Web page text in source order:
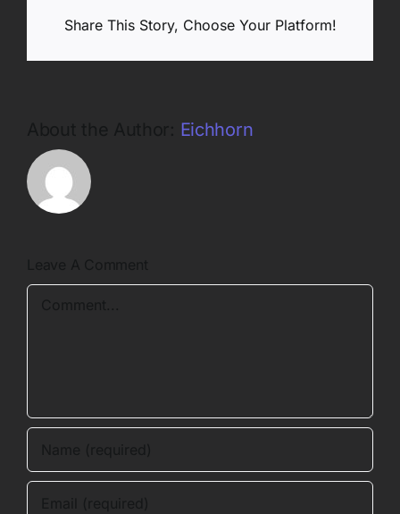
Share This Story, Choose Your Platform!
Eichhorn
Comment